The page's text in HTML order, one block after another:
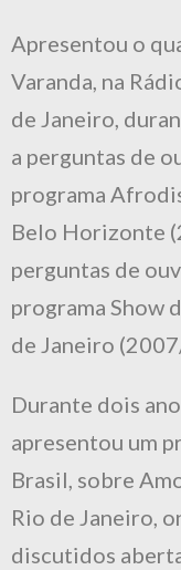
Apresentou o
Varanda, na
de Janeiro,
a perguntas de
programa
Belo Horizonte
perguntas de
programa Show
de Janeiro
Durante dois
apresentou um
Brasil, sobre
Rio de Janeiro,
discutidos